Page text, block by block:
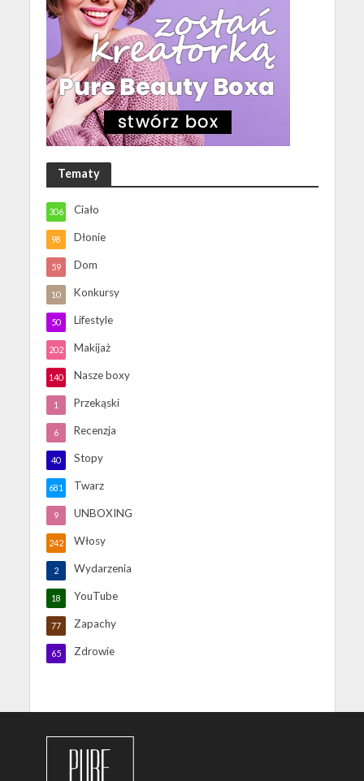
Tematy
Ciało
306
Dłonie
98
Dom
59
Konkursy
10
Lifestyle
50
Makijaż
202
Nasze boxy
140
Przekąski
1
Recenzja
6
Stopy
40
Twarz
681
UNBOXING
9
Włosy
242
Wydarzenia
2
YouTube
18
Zapachy
77
Zdrowie
65